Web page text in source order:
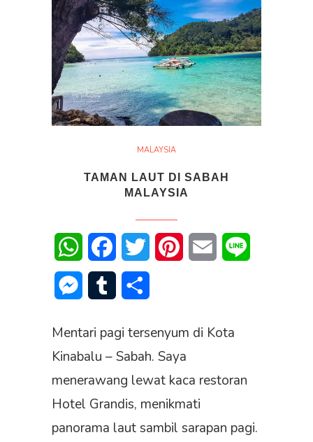
MALAYSIA
TAMAN LAUT DI SABAH
MALAYSIA
WhatsAppFacebookTwitter PinterestEmail
Messenger
Tumblr
Mentari pagi tersenyum di Kota
Kinabalu – Sabah. Saya
menerawang lewat kaca restoran
Hotel Grandis, menikmati
panorama laut sambil sarapan pagi.